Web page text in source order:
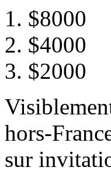
1. $8000
2. $4000
3. $2000
hors-
sur